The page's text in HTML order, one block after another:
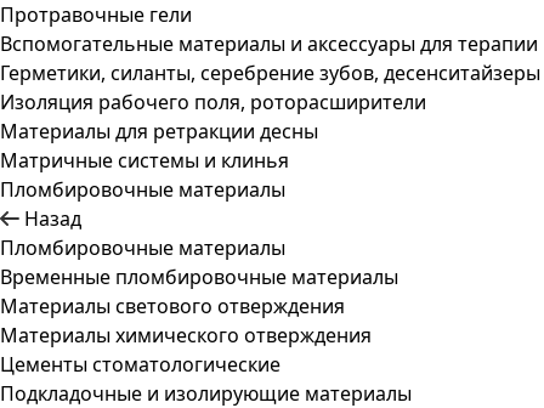
Протравочные гели
Вспомогательные материалы и аксессуары для терапии
Герметики, силанты, серебрение зубов, десенситайзеры
Изоляция рабочего поля, роторасширители
Материалы для ретракции десны
Матричные системы и клинья
Пломбировочные материалы
Назад
Пломбировочные материалы
Временные пломбировочные материалы
Материалы светового отверждения
Материалы химического отверждения
Цементы стоматологические
Подкладочные и изолирующие материалы